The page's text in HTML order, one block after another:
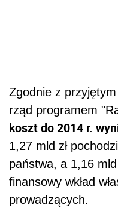
Zgodnie z
rząd programem
koszt do 2014 r.
1,27 mld zł
państwa, a 1,16
finansowy wkład
prowadzących.